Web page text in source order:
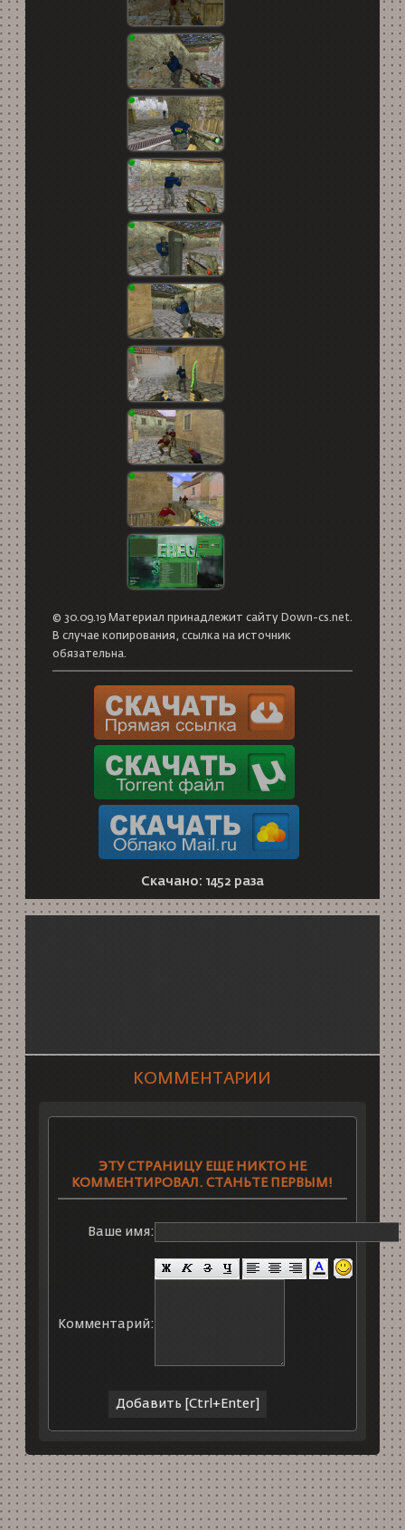
© 30.09.19 Материал принадлежит сайту Down-cs.net.
В случае копирования, ссылка на источник
обязательна.
Скачано: 1452 раза
КОММЕНТАРИИ
ЭТУ СТРАНИЦУ ЕЩЕ НИКТО НЕ
КОММЕНТИРОВАЛ. СТАНЬТЕ ПЕРВЫМ!
Ваше имя:
Комментарий: